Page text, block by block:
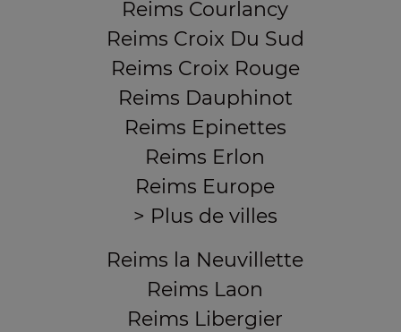
Reims Courlancy
Reims Croix Du Sud
Reims Croix Rouge
Reims Dauphinot
Reims Epinettes
Reims Erlon
Reims Europe
> Plus de villes
Reims la Neuvillette
Reims Laon
Reims Libergier